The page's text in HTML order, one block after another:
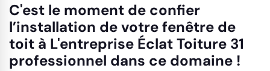
C'est le moment de confier
l’installation de votre fenêtre de
toit à L'entreprise Éclat Toiture 31
professionnel dans ce domaine !